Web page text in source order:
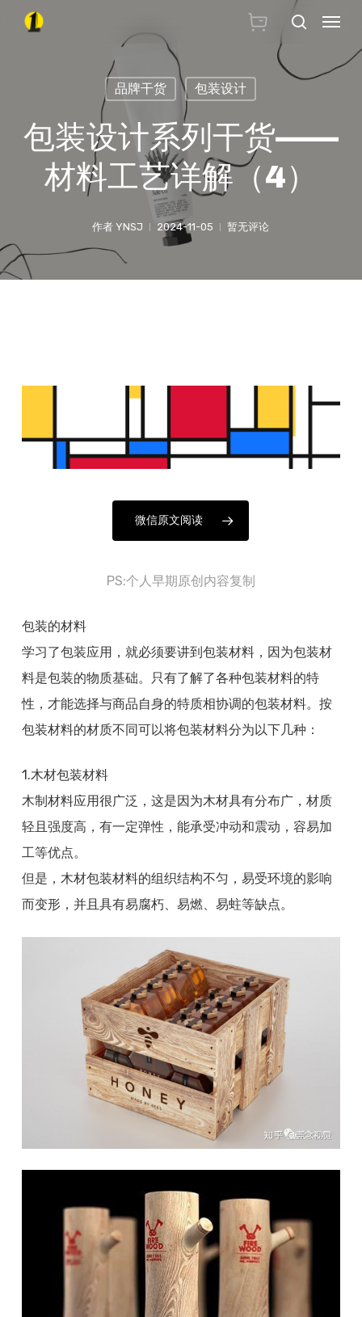
Menu
品牌干货 包装设计
包装设计系列干货——
材料工艺详解（4）
作者 YNSJ 2024-11-05 暂无评论
微信原文阅读
PS:个人早期原创内容复制
包装的材料
学习了包装应用，就必须要讲到包装材料，因为包装材
料是包装的物质基础。只有了解了各种包装材料的特
性，才能选择与商品自身的特质相协调的包装材料。按
包装材料的材质不同可以将包装材料分为以下几种：
1.木材包装材料
木制材料应用很广泛，这是因为木材具有分布广，材质
轻且强度高，有一定弹性，能承受冲动和震动，容易加
工等优点。
但是，木材包装材料的组织结构不匀，易受环境的影响
而变形，并且具有易腐朽、易燃、易蛀等缺点。